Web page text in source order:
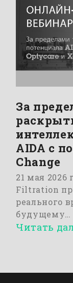
За
AIDA с
Change
21 мая 2026
Filtration
реального
будущему…
Читать